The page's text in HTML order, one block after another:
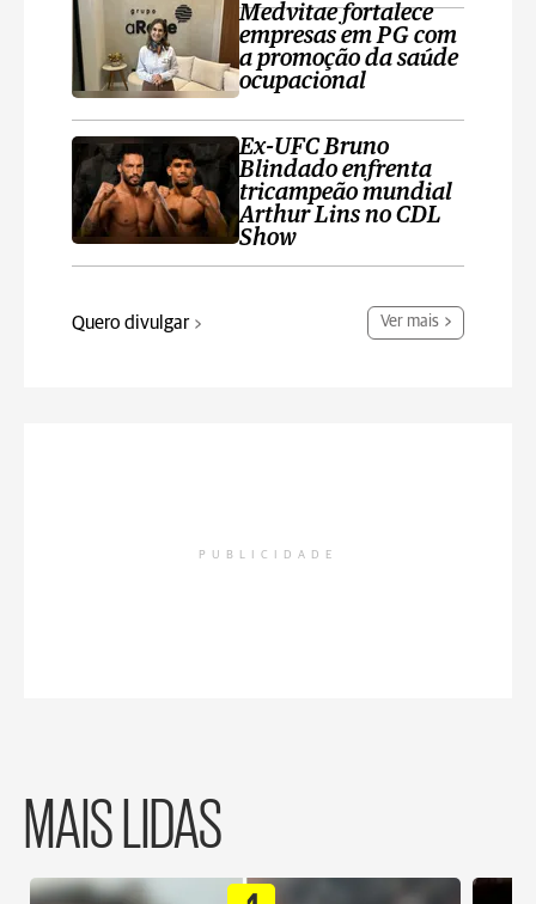
Medvitae fortalece
empresas em PG com
a promoção da saúde
ocupacional
Ex-UFC Bruno
Blindado enfrenta
tricampeão mundial
Arthur Lins no CDL
Show
Quero divulgar Ver mais
PUBLICIDADE
MAIS LIDAS